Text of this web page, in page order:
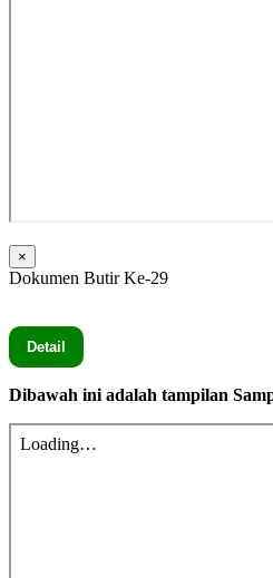
×
Dokumen Butir Ke-29
Detail
Dibawah ini adalah tampilan